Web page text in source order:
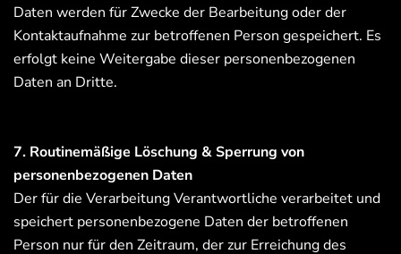
Daten werden für Zwecke der Bearbeitung oder der
Kontaktaufnahme zur betroffenen Person gespeichert. Es
erfolgt keine Weitergabe dieser personenbezogenen
Daten an Dritte.
7. Routinemäßige Löschung & Sperrung von
personenbezogenen Daten
Der für die Verarbeitung Verantwortliche verarbeitet und
speichert personenbezogene Daten der betroffenen
Person nur für den Zeitraum, der zur Erreichung des